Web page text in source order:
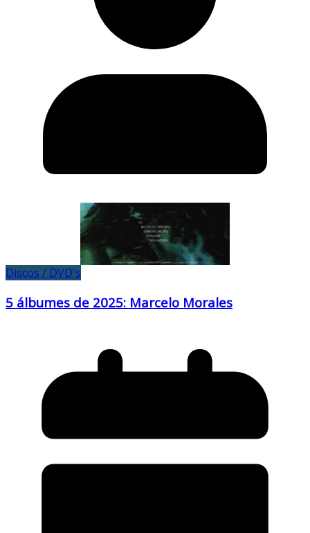
Discos / DVD's
5 álbumes de 2025: Marcelo Morales